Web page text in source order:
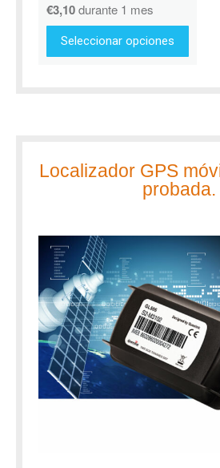
€3,10durante 1 mes
Seleccionar opciones
Localizador GPS
probada.